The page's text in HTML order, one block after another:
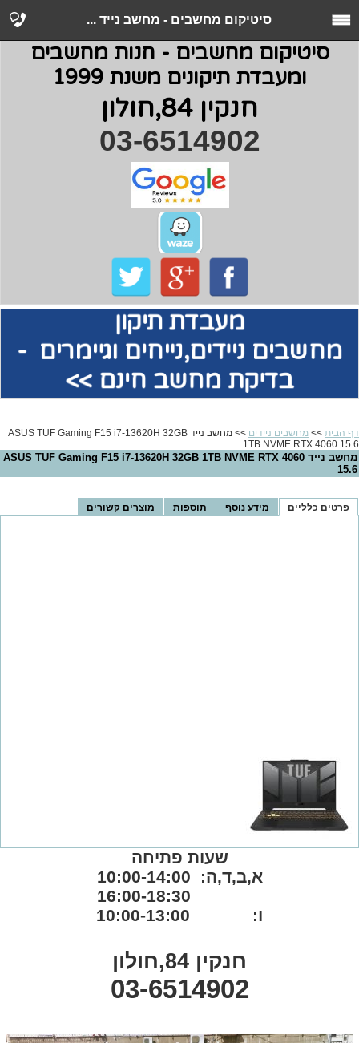
סיטיקום מחשבים - מחשב נייד ...
סיטיקום מחשבים - חנות מחשבים
ומעבדת תיקונים משנת 1999
חנקין 84,חולון
03-6514902
מעבדת תיקון
מחשביםניידים,נייחים וגיימרים -
בדיקת מחשב חינם >>
דף הבית >> מחשבים ניידים
>> מחשב נייד ASUS TUF Gaming F15 i7-13620H 32GB
1TB NVME RTX 4060 15.6
מחשב נייד ASUS TUF Gaming F15 i7-13620H 32GB 1TB NVME RTX 4060
15.6
פרטים כלליים מידע נוסף תוספות מוצרים קשורים
שעות פתיחה
א,ב,ד,ה: 10:00-14:00
ו: 10:00-13:00
חנקין 84,חולון
03-6514902